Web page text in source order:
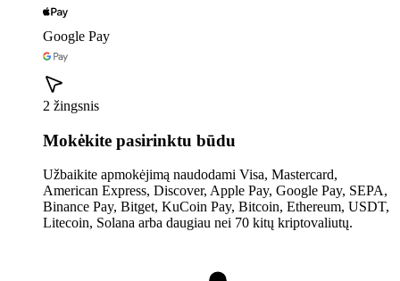
Google Pay
2 žingsnis
Mokėkite pasirinktu būdu
Užbaikite apmokėjimą naudodami Visa, Mastercard,
American Express, Discover, Apple Pay, Google Pay, SEPA,
Binance Pay, Bitget, KuCoin Pay, Bitcoin, Ethereum, USDT,
Litecoin, Solana arba daugiau nei 70 kitų kriptovaliutų.